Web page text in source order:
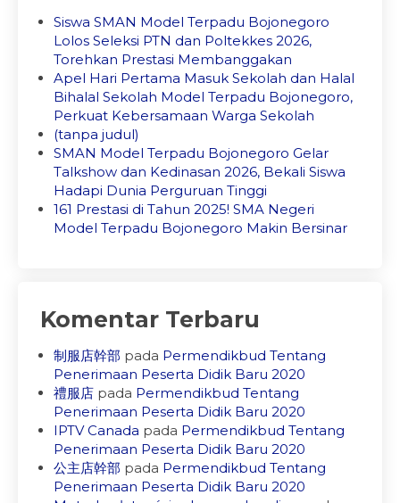
Siswa SMAN Model Terpadu Bojonegoro
Lolos Seleksi PTN dan Poltekkes 2026,
Torehkan Prestasi Membanggakan
Apel Hari Pertama Masuk Sekolah dan Halal
Bihalal Sekolah Model Terpadu Bojonegoro,
Perkuat Kebersamaan Warga Sekolah
(tanpa judul)
SMAN Model Terpadu Bojonegoro Gelar
Talkshow dan Kedinasan 2026, Bekali Siswa
Hadapi Dunia Perguruan Tinggi
161 Prestasi di Tahun 2025! SMA Negeri
Model Terpadu Bojonegoro Makin Bersinar
Komentar Terbaru
制服店幹部 pada Permendikbud Tentang
Penerimaan Peserta Didik Baru 2020
禮服店 pada Permendikbud Tentang
Penerimaan Peserta Didik Baru 2020
IPTV Canada pada Permendikbud Tentang
Penerimaan Peserta Didik Baru 2020
公主店幹部 pada Permendikbud Tentang
Penerimaan Peserta Didik Baru 2020